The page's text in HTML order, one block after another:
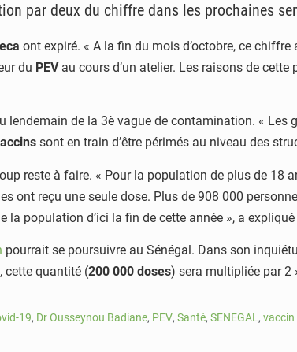
par deux du chiffre dans les prochaines
ont expiré. « A la fin du mois d’octobre, ce
du PEV au cours d’un atelier. Les raisons de
lendemain de la 3è vague de contamination. «
sont en train d’être périmés au niveau des
reste à faire. « Pour la population de plus de 18
ont reçu une seule dose. Plus de 908 000
population d’ici la fin de cette année », a
pourrait se poursuivre au Sénégal. Dans son
cette quantité (200 000 doses) sera multipliée par 2
19, Dr Ousseynou Badiane, PEV, Santé, SENEGAL , vaccin